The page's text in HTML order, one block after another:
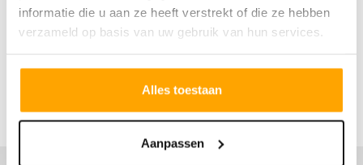
informatie die u aan ze heeft verstrekt of die ze hebben
verzameld op basis van uw gebruik van hun services.
Alles toestaan
Aanpassen